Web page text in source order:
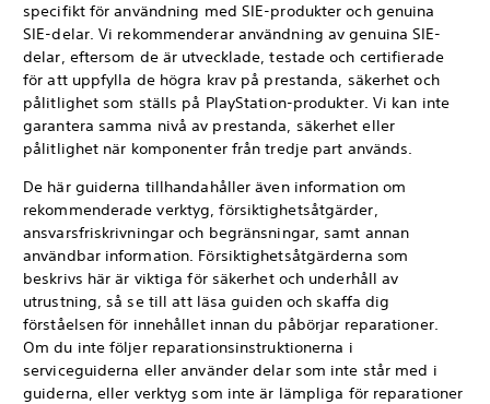
specifikt för användning med SIE-produkter och genuina
SIE-delar. Vi rekommenderar användning av genuina SIE-
delar, eftersom de är utvecklade, testade och certifierade
för att uppfylla de högra krav på prestanda, säkerhet och
pålitlighet som ställs på PlayStation-produkter. Vi kan inte
garantera samma nivå av prestanda, säkerhet eller
pålitlighet när komponenter från tredje part används.
De här guiderna tillhandahåller även information om
rekommenderade verktyg, försiktighetsåtgärder,
ansvarsfriskrivningar och begränsningar, samt annan
användbar information. Försiktighetsåtgärderna som
beskrivs här är viktiga för säkerhet och underhåll av
utrustning, så se till att läsa guiden och skaffa dig
förståelsen för innehållet innan du påbörjar reparationer.
Om du inte följer reparationsinstruktionerna i
serviceguiderna eller använder delar som inte står med i
guiderna, eller verktyg som inte är lämpliga för reparationer